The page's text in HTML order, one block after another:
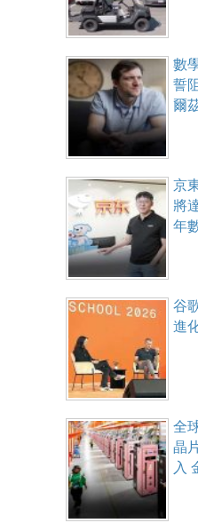
數
誓
爾
京
將
年
谷
進
全
晶
入